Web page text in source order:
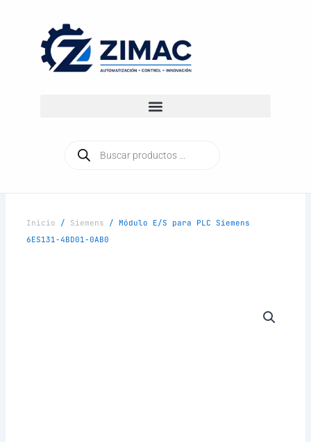
contenido
productos
Inicio / Siemens / Módulo E/S para PLC Siemens
6ES131-4BD01-0AB0